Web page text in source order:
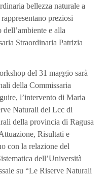
bellezza naturale a
preziosi
e alla
Straordinaria Patrizia
del 31 maggio sarà
della Commissaria
l’intervento di Maria
Naturali del Lcc di
della provincia di Ragusa
Risultati e
con la relazione del
dell’Università
su “Le Riserve Naturali